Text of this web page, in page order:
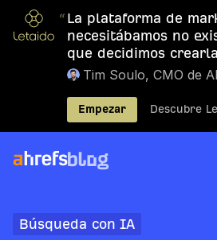
“ La plataforma de
necesitábamos no
que decidimos
Tim Soulo, CMO de
Empezar Descubre
Búsqueda con IA